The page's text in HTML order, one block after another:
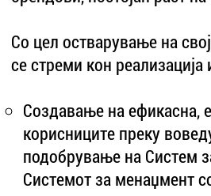
Со цел остварување на
се стреми кон
Создавање на ефикасна,
корисниците преку
подобрување на Систем
Системот за менаџмент